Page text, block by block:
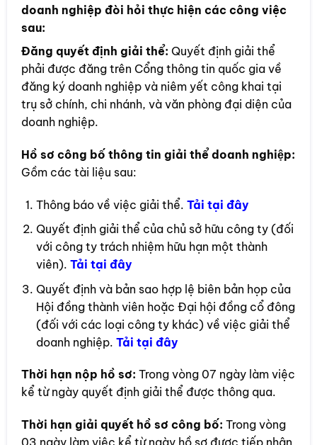
doanh nghiệp đòi hỏi thực hiện các công việc
sau:
Đăng quyết định giải thể: Quyết định giải thể
phải được đăng trên Cổng thông tin quốc gia về
đăng ký doanh nghiệp và niêm yết công khai tại
trụ sở chính, chi nhánh, và văn phòng đại diện của
doanh nghiệp.
Hồ sơ công bố thông tin giải thể doanh nghiệp:
Gồm các tài liệu sau:
Thông báo về việc giải thể. Tải tại đây
Quyết định giải thể của chủ sở hữu công ty (đối
với công ty trách nhiệm hữu hạn một thành
viên). Tải tại đây
Quyết định và bản sao hợp lệ biên bản họp của
Hội đồng thành viên hoặc Đại hội đồng cổ đông
(đối với các loại công ty khác) về việc giải thể
doanh nghiệp. Tải tại đây
Thời hạn nộp hồ sơ: Trong vòng 07 ngày làm việc
kể từ ngày quyết định giải thể được thông qua.
Thời hạn giải quyết hồ sơ công bố: Trong vòng